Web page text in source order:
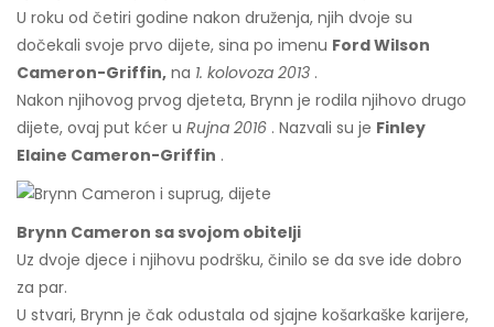
U roku od četiri godine nakon druženja, njih dvoje su
dočekali svoje prvo dijete, sina po imenu Ford Wilson
Cameron-Griffin, na 1. kolovoza 2013 .
Nakon njihovog prvog djeteta, Brynn je rodila njihovo drugo
dijete, ovaj put kćer u Rujna 2016 . Nazvali su je Finley
Elaine Cameron-Griffin .
Brynn Cameron sa svojom obitelji
Uz dvoje djece i njihovu podršku, činilo se da sve ide dobro
za par.
U stvari, Brynn je čak odustala od sjajne košarkaške karijere,